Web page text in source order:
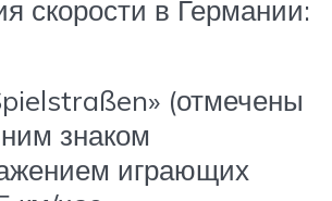
скорости в Германии:
(отмечены
знаком
играющих